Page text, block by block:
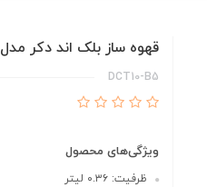
قهوه ساز بلک اند دکر مدل DCT10-B5
DCT10-B5
ویژگی‌های محصول
ظرفیت: ۰.۳۶ لیتر